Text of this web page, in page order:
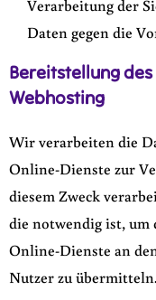
Verarbeitung der
Daten gegen die
Bereitstellung
Webhosting
Wir verarbeiten die
Online-Dienste zur
diesem Zweck
die notwendig ist,
Online-Dienste an
Nutzer zu übermitteln.